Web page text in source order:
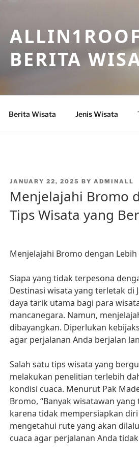
BERITA
Berita Wisata Jenis Wisata
POSTED
JANUARY 22, 2025 BY ADMINALL
Menjelajahi Bromo
Tips Wisata yang
Menjelajahi Bromo dengan
Siapa yang tidak terpesona
Destinasi wisata yang terletak di
daya tarik utama bagi para
mancanegara. Namun,
dibayangkan. Diperlukan
agar perjalanan Anda berjalan
Salah satu tips wisata yang
melakukan penelitian terlebih
kondisi cuaca. Menurut Pak
Bromo, “Banyak wisatawan
karena tidak mempersiapkan
mengetahui rute yang akan
cuaca agar perjalanan Anda